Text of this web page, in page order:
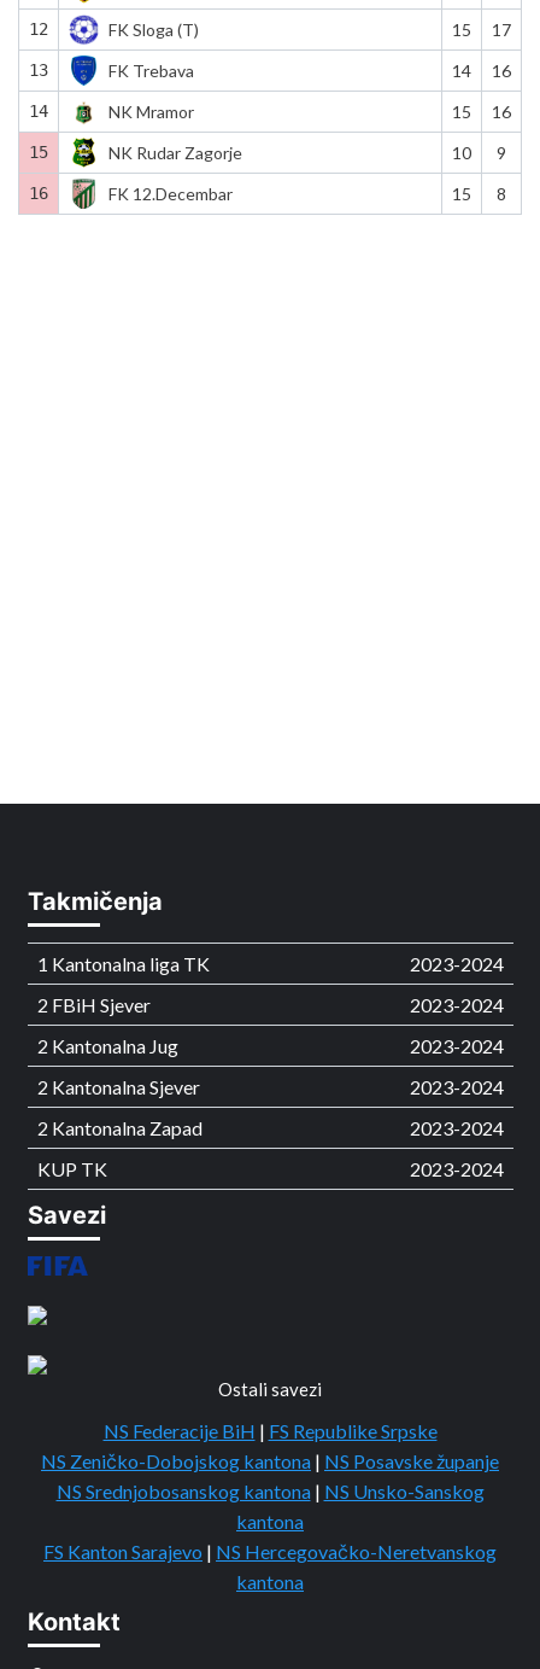
12 FK Sloga (T) 15 17
13 FK Trebava 14 16
14 NK Mramor 15 16
15 NK Rudar Zagorje 10 9
16 FK 12.Decembar 15 8
Takmičenja
1 Kantonalna liga TK
2023-2024
2 FBiH Sjever
2023-2024
2 Kantonalna Jug
2023-2024
2 Kantonalna Sjever
2023-2024
2 Kantonalna Zapad
2023-2024
KUP TK
2023-2024
Savezi
Ostali savezi
NS Federacije BiH | FS Republike Srpske
NS Zeničko-Dobojskog kantona | NS Posavske županje
NS Srednjobosanskog kantona | NS Unsko-Sanskog
kantona
FS Kanton Sarajevo | NS Hercegovačko-Neretvanskog
kantona
Kontakt